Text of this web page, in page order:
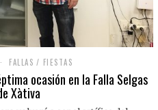
FALLAS / FIESTAS
ocasión en la Falla Selgas
Xàtiva